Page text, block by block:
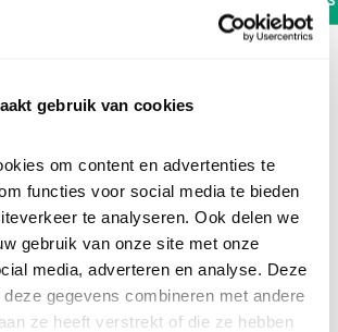
gebruik van cookies
om content en advertenties te
functies voor social media te bieden
te analyseren. Ook delen we
gebruik van onze site met onze
media, adverteren en analyse. Deze
gegevens combineren met andere
ze heeft verstrekt of die ze hebben